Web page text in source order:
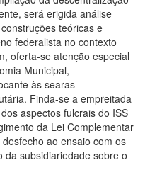
será erigida análise
teóricas e
federalista no contexto
oferta-se atenção especial
Municipal,
às searas
Finda-se a empreitada
aspectos fulcrais do ISS
da Lei Complementar
ao ensaio com os
da subsidiariedade sobre o